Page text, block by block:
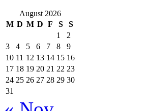
August 2026
M D M D F S
S
1
2
3
4 5 6 7 8
9
10 11 12 13 14 15 16
17 18 19 20 21 22 23
24 25 26 27 28 29 30
31